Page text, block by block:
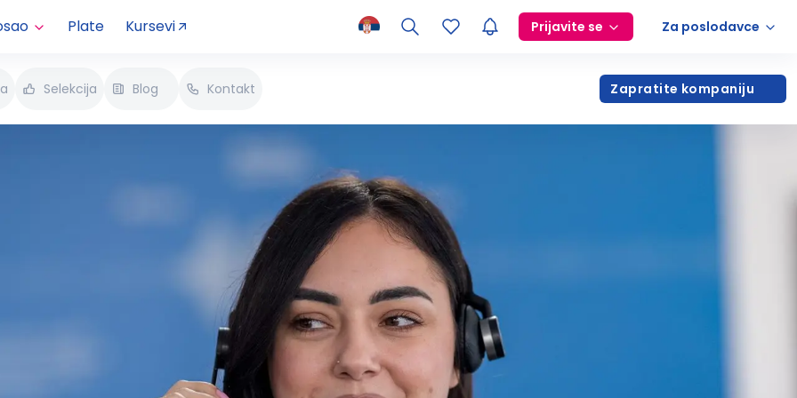
Plate Kursevi Prijavite se Za poslodavce
Selekcija Blog Kontakt Zapratite kompaniju